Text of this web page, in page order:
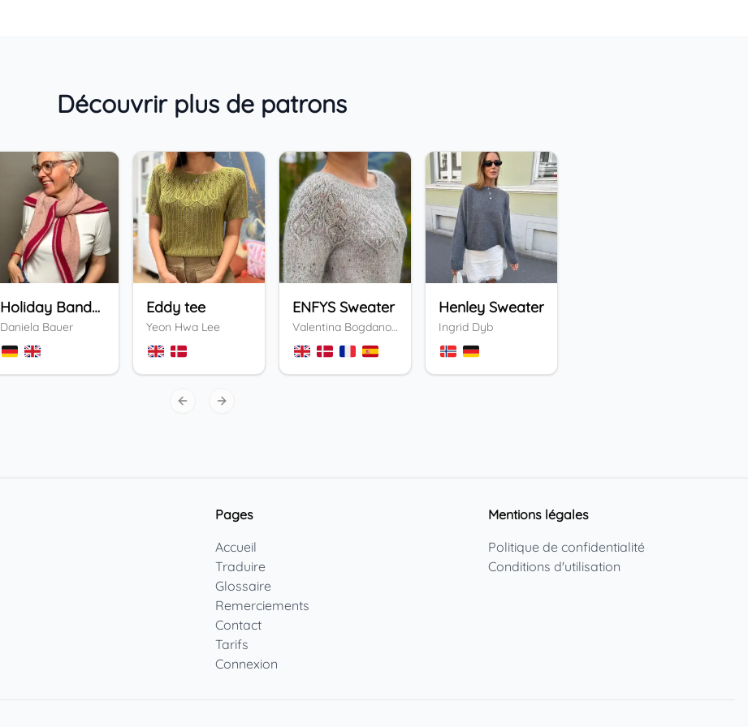
Découvrir plus de patrons
3
Holiday Bandana
Daniela Bauer
Eddy tee
Yeon Hwa Lee
ENFYS Sweater
Valentina Bogdanova
Henley Sweater
Ingrid Dyb
Previous slide
Next slide
Pages
Accueil
Traduire
Glossaire
Remerciements
Contact
Tarifs
Connexion
Mentions légales
Politique de confidentialité
Conditions d'utilisation